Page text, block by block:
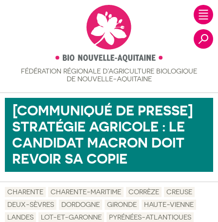
FÉDÉRATION RÉGIONALE D’AGRICULTURE BIOLOGIQUE
DE NOUVELLE-AQUITAINE
[COMMUNIQUÉ DE PRESSE]
STRATÉGIE AGRICOLE : LE
CANDIDAT MACRON DOIT
REVOIR SA COPIE
CHARENTE CHARENTE-MARITIME CORRÈZE
CREUSE
DEUX-SÈVRES
DORDOGNE GIRONDE
HAUTE-VIENNE
LANDES
LOT-ET-GARONNE
PYRÉNÉES-ATLANTIQUES